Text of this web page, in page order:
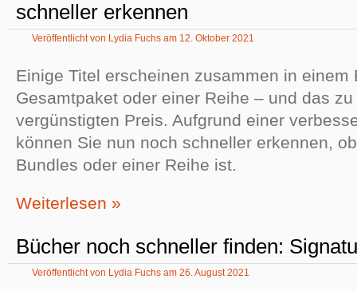
schneller erkennen
Veröffentlicht von Lydia Fuchs am 12. Oktober 2021
Einige Titel erscheinen zusammen in einem
Gesamtpaket oder einer Reihe – und das
vergünstigten Preis. Aufgrund einer
können Sie nun noch schneller erkennen,
Bundles oder einer Reihe ist.
Weiterlesen »
Bücher noch schneller finden:
Veröffentlicht von Lydia Fuchs am 26. August 2021